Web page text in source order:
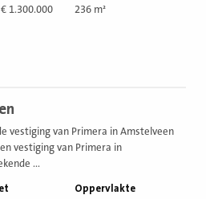
1.300.000
236 m²
vestiging van Primera in Amstelveen
vestiging van Primera in
...
Oppervlakte